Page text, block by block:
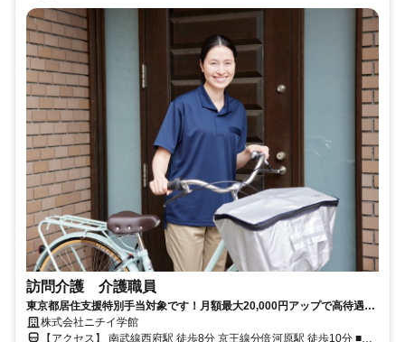
訪問介護 介護職員
東京都居住支援特別手当対象です！月額最大20,000円アップで高待遇！
未経験の方、ブランクがある方も安心して働けます！
株式会社ニチイ学館
【アクセス】 南武線西府駅 徒歩8分 京王線分倍河原駅 徒歩10分 ■住